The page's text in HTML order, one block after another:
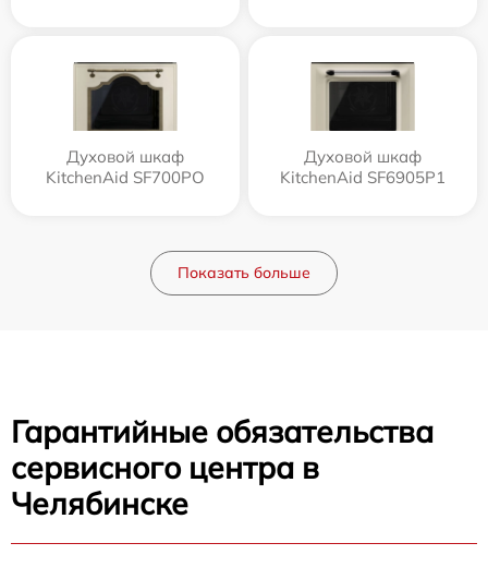
Духовой шкаф
KitchenAid SF700PO
Духовой шкаф
KitchenAid SF6905P1
Показать больше
Гарантийные обязательства
сервисного центра в
Челябинске